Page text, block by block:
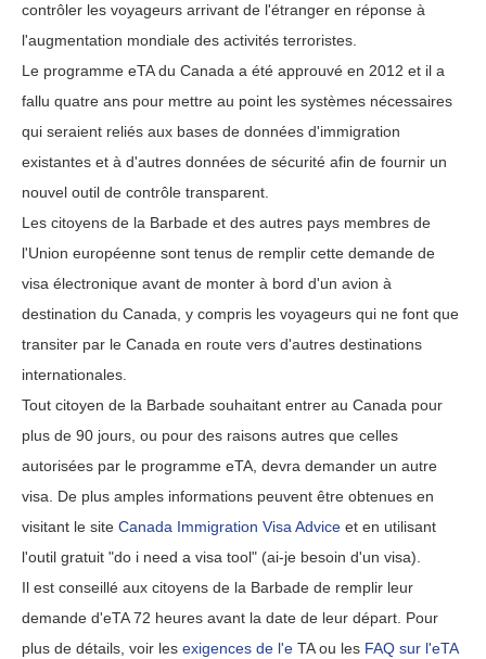
contrôler les voyageurs arrivant de l'étranger en réponse à
l'augmentation mondiale des activités terroristes.
Le programme eTA du Canada a été approuvé en 2012 et il a
fallu quatre ans pour mettre au point les systèmes nécessaires
qui seraient reliés aux bases de données d'immigration
existantes et à d'autres données de sécurité afin de fournir un
nouvel outil de contrôle transparent.
Les citoyens de la Barbade et des autres pays membres de
l'Union européenne sont tenus de remplir cette demande de
visa électronique avant de monter à bord d'un avion à
destination du Canada, y compris les voyageurs qui ne font que
transiter par le Canada en route vers d'autres destinations
internationales.
Tout citoyen de la Barbade souhaitant entrer au Canada pour
plus de 90 jours, ou pour des raisons autres que celles
autorisées par le programme eTA, devra demander un autre
visa. De plus amples informations peuvent être obtenues en
visitant le site Canada Immigration Visa Advice et en utilisant
l'outil gratuit "do i need a visa tool" (ai-je besoin d'un visa).
Il est conseillé aux citoyens de la Barbade de remplir leur
demande d'eTA 72 heures avant la date de leur départ. Pour
plus de détails, voir les exigences de l'e TA ou les FAQ sur l'eTA